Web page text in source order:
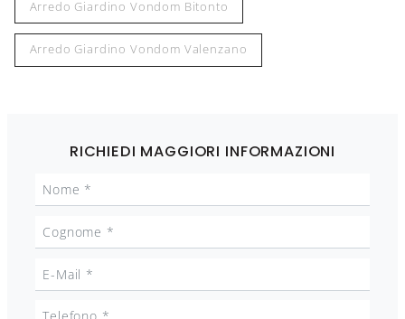
Arredo Giardino Vondom Bitonto
Arredo Giardino Vondom Valenzano
RICHIEDI MAGGIORI INFORMAZIONI